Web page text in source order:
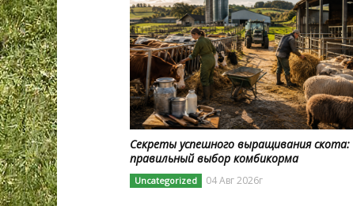
Секреты успешного выращивания скота:
правильный выбор комбикорма
Uncategorized 04 Авг 2026г